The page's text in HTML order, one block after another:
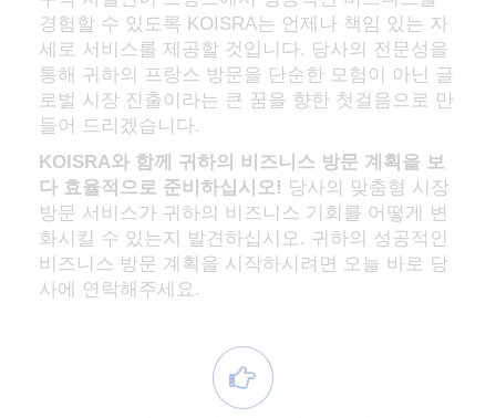
경험할 수 있도록 KOISRA는 언제나 책임 있는 자
세로 서비스를 제공할 것입니다. 당사의 전문성을
통해 귀하의 프랑스 방문을 단순한 모험이 아닌 글
로벌 시장 진출이라는 큰 꿈을 향한 첫걸음으로 만
들어 드리겠습니다.
KOISRA와 함께 귀하의 비즈니스 방문 계획을 보
다 효율적으로 준비하십시오! 당사의 맞춤형 시장
방문 서비스가 귀하의 비즈니스 기회를 어떻게 변
화시킬 수 있는지 발견하십시오. 귀하의 성공적인
비즈니스 방문 계획을 시작하시려면 오늘 바로 당
사에 연락해주세요.